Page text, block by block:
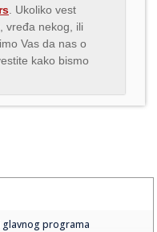
. Ukoliko vest
vređa nekog, ili
Vas da nas o
kako bismo
glavnog programa